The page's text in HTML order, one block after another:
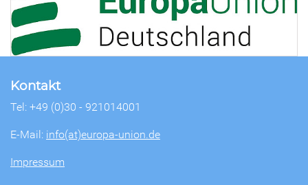
Kontakt
Tel: +49 (0)30 - 921014001
E-Mail: info(at)europa-union.de
Impressum